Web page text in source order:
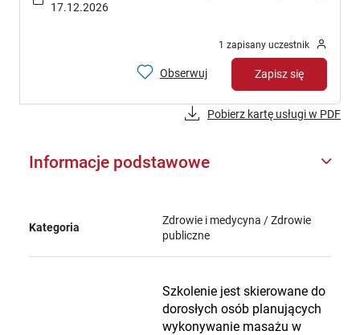
17.12.2026
1 zapisany uczestnik
Obserwuj Zapisz się
Pobierz kartę usługi w PDF
Informacje podstawowe
Kategoria
Zdrowie i medycyna / Zdrowie
publiczne
Szkolenie jest skierowane do
dorosłych osób planujących
wykonywanie masażu w